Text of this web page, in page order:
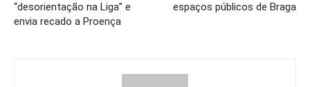
“desorientação na Liga” e
envia recado a Proença
espaços públicos de Braga